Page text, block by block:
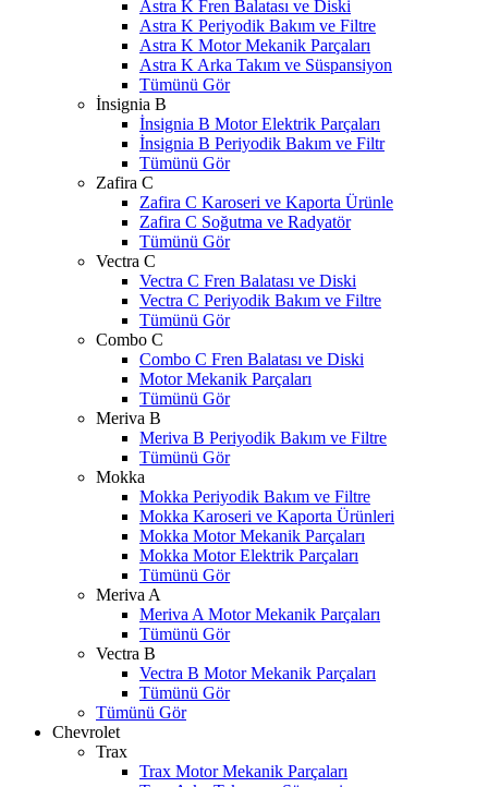
Astra K Fren Balatası ve Diski
Astra K Periyodik Bakım ve Filtre
Astra K Motor Mekanik Parçaları
Astra K Arka Takım ve Süspansiyon
Tümünü Gör
İnsignia B
İnsignia B Motor Elektrik Parçaları
İnsignia B Periyodik Bakım ve Filtr
Tümünü Gör
Zafira C
Zafira C Karoseri ve Kaporta Ürünle
Zafira C Soğutma ve Radyatör
Tümünü Gör
Vectra C
Vectra C Fren Balatası ve Diski
Vectra C Periyodik Bakım ve Filtre
Tümünü Gör
Combo C
Combo C Fren Balatası ve Diski
Motor Mekanik Parçaları
Tümünü Gör
Meriva B
Meriva B Periyodik Bakım ve Filtre
Tümünü Gör
Mokka
Mokka Periyodik Bakım ve Filtre
Mokka Karoseri ve Kaporta Ürünleri
Mokka Motor Mekanik Parçaları
Mokka Motor Elektrik Parçaları
Tümünü Gör
Meriva A
Meriva A Motor Mekanik Parçaları
Tümünü Gör
Vectra B
Vectra B Motor Mekanik Parçaları
Tümünü Gör
Tümünü Gör
Chevrolet
Trax
Trax Motor Mekanik Parçaları